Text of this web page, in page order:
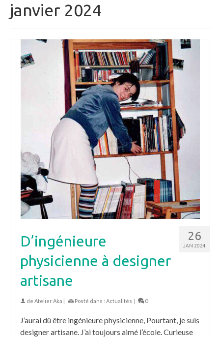
janvier 2024
26
JAN 2024
D’ingénieure
physicienne à designer
artisane
de Atelier Aka | Posté dans : Actualités | 0
J’aurai dû être ingénieure physicienne, Pourtant, je suis
designer artisane. J’ai toujours aimé l’école. Curieuse